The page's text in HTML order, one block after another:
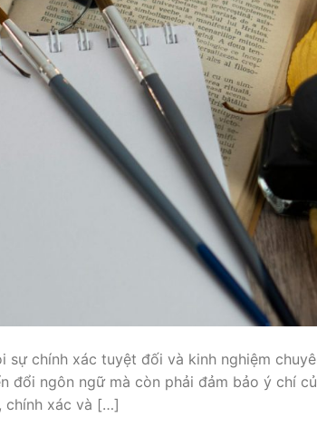
chính xác tuyệt đối và kinh nghiệm
đổi ngôn ngữ mà còn phải đảm bảo ý chí
chính xác và […]